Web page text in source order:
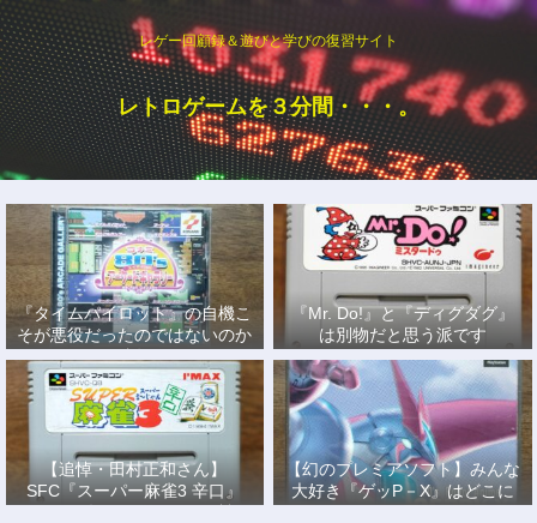
レゲー回顧録＆遊びと学びの復習サイト
レトロゲームを３分間・・・。
『タイムパイロット』の自機こ
そが悪役だったのではないのか
説
『Mr. Do!』と『ディグダグ』
は別物だと思う派です
【追悼・田村正和さん】
SFC『スーパー麻雀3 辛口』
で、あの名優になりきって戦っ
【幻のプレミアソフト】みんな
大好き『ゲッP－X』はどこに
もない！